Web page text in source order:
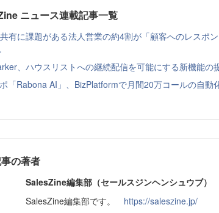
ニュース連載記事一覧
有に課題がある法人営業の約4割が「顧客へのレスポ
、ハウスリストへの継続配信を可能にする新機能の
「Rabona AI」、BizPlatformで月間20万コールの自動
の著者
SalesZine編集部（セールスジンヘンシュウブ）
SalesZine編集部です。 https://saleszine.jp/